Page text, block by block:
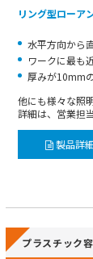
リング型ローア
水平方向から
ワークに最も
厚みが10mm
他にも様々な照
詳細は、営業担
製品詳細
プラスチック